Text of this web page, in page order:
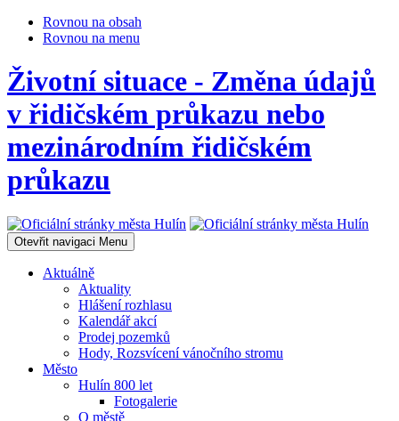
Rovnou na obsah
Rovnou na menu
Životní situace - Změna údajů
v řidičském průkazu nebo
mezinárodním řidičském
průkazu
Otevřit navigaci Menu
Aktuálně
Aktuality
Hlášení rozhlasu
Kalendář akcí
Prodej pozemků
Hody, Rozsvícení vánočního stromu
Město
Hulín 800 let
Fotogalerie
O městě